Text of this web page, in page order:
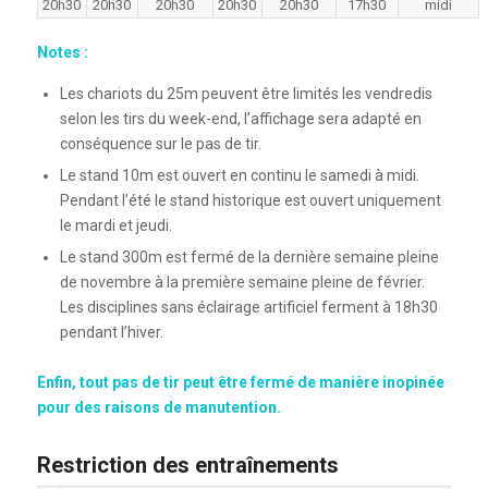
20h30
20h30
20h30
20h30
20h30
17h30
midi
Notes :
Les chariots du 25m peuvent être limités les vendredis
selon les tirs du week-end, l’affichage sera adapté en
conséquence sur le pas de tir.
Le stand 10m est ouvert en continu le samedi à midi.
Pendant l’été le stand historique est ouvert uniquement
le mardi et jeudi.
Le stand 300m est fermé de la dernière semaine pleine
de novembre à la première semaine pleine de février.
Les disciplines sans éclairage artificiel ferment à 18h30
pendant l’hiver.
Enfin, tout pas de tir peut être fermé de manière inopinée
pour des raisons de manutention.
Restriction des entraînements